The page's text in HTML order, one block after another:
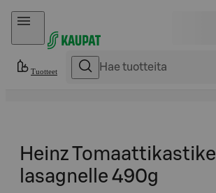
Hyppää sisältöön
Tuotteet
Heinz Tomaattikastike
lasagnelle 490g